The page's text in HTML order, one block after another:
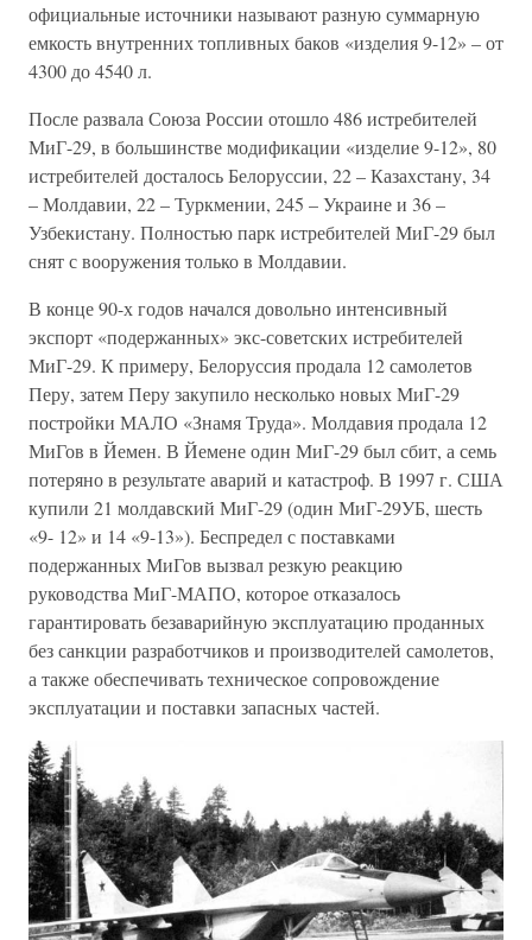
официальные источники называют разную суммарную
емкость внутренних топливных баков «изделия 9-12» – от
4300 до 4540 л.
После развала Союза России отошло 486 истребителей
МиГ-29, в большинстве модификации «изделие 9-12», 80
истребителей досталось Белоруссии, 22 – Казахстану, 34
– Молдавии, 22 – Туркмении, 245 – Украине и 36 –
Узбекистану. Полностью парк истребителей МиГ-29 был
снят с вооружения только в Молдавии.
В конце 90-х годов начался довольно интенсивный
экспорт «подержанных» экс-советских истребителей
МиГ-29. К примеру, Белоруссия продала 12 самолетов
Перу, затем Перу закупило несколько новых МиГ-29
постройки МАЛО «Знамя Труда». Молдавия продала 12
МиГов в Йемен. В Йемене один МиГ-29 был сбит, а семь
потеряно в результате аварий и катастроф. В 1997 г. США
купили 21 молдавский МиГ-29 (один МиГ-29УБ, шесть
«9- 12» и 14 «9-13»). Беспредел с поставками
подержанных МиГов вызвал резкую реакцию
руководства МиГ-МАПО, которое отказалось
гарантировать безаварийную эксплуатацию проданных
без санкции разработчиков и производителей самолетов,
а также обеспечивать техническое сопровождение
эксплуатации и поставки запасных частей.